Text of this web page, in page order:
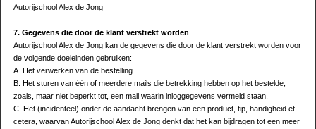
Autorijschool Alex de Jong
7. Gegevens die door de klant verstrekt worden
Autorijschool Alex de Jong kan de gegevens die door de klant verstrekt worden voor
de volgende doeleinden gebruiken:
A. Het verwerken van de bestelling.
B. Het sturen van één of meerdere mails die betrekking hebben op het bestelde,
zoals, maar niet beperkt tot, een mail waarin inloggegevens vermeld staan.
C. Het (incidenteel) onder de aandacht brengen van een product, tip, handigheid et
cetera, waarvan Autorijschool Alex de Jong denkt dat het kan bijdragen tot een meer